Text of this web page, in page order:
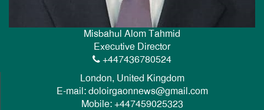
Misbahul Alom Tahmid
Executive Director
+447436780524
London, United Kingdom
E-mail: doloirgaonnews@gmail.com
Mobile: +447459025323